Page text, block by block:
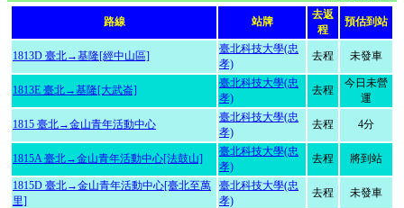
路線 站牌
去返
程
預估到站
1813D 臺北→基隆[經中山區]
臺北科技大學(忠
孝)
去程 未發車
1813E 臺北→基隆[大武崙]
臺北科技大學(忠
孝)
去程
今日未營
運
1815 臺北→金山青年活動中心
臺北科技大學(忠
孝)
去程 4分
1815A 臺北→金山青年活動中心[法鼓山]
臺北科技大學(忠
孝)
去程 將到站
1815D 臺北→金山青年活動中心[臺北至萬
里]
臺北科技大學(忠
孝)
去程 未發車